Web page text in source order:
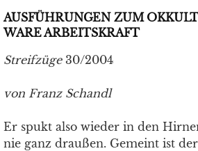
AUSFÜHRUNGEN ZUM
WARE ARBEITSKRAFT
Streifzüge 30/2004
von Franz Schandl
Er spukt also wieder in den
nie ganz draußen. Gemeint ist